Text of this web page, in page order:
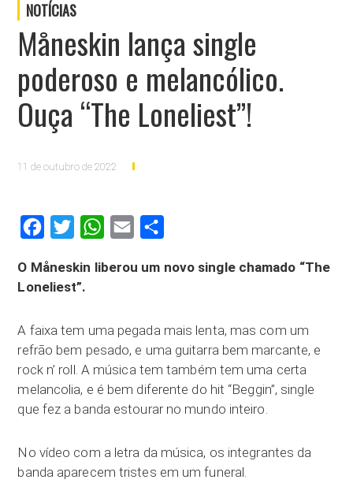
NOTÍCIAS
Måneskin lança single
poderoso e melancólico.
Ouça “The Loneliest”!
11 de outubro de 2022
FacebookTwitter WhatsApp
Email
O Måneskin liberou um novo single chamado “The
Loneliest”.
A faixa tem uma pegada mais lenta, mas com um
refrão bem pesado, e uma guitarra bem marcante, e
rock n’ roll. A música tem também tem uma certa
melancolia, e é bem diferente do hit “Beggin”, single
que fez a banda estourar no mundo inteiro.
No vídeo com a letra da música, os integrantes da
banda aparecem tristes em um funeral.